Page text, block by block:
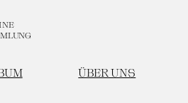
ÜBER UNS